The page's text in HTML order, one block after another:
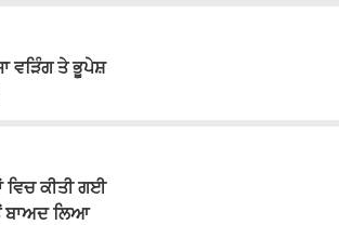
ਵੜਿੰਗ ਤੇ ਭੂਪੇਸ਼
ਵਿਚ ਕੀਤੀ ਗਈ
ਬਾਅਦ ਲਿਆ